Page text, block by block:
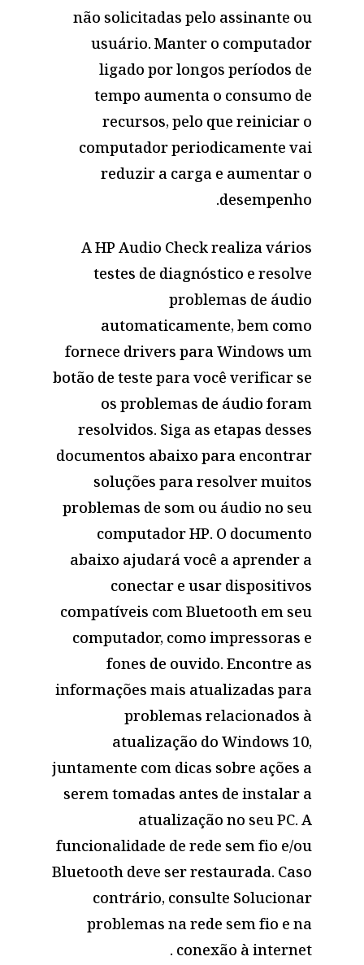
não solicitadas pelo assinante ou
usuário. Manter o computador
ligado por longos períodos de
tempo aumenta o consumo de
recursos, pelo que reiniciar o
computador periodicamente vai
reduzir a carga e aumentar o
desempenho.
A HP Audio Check realiza vários
testes de diagnóstico e resolve
problemas de áudio
automaticamente, bem como
fornece drivers para Windowsum
botão de teste para você verificar se
os problemas de áudio foram
resolvidos. Siga as etapas desses
documentos abaixo para encontrar
soluções para resolver muitos
problemas de som ou áudio no seu
computador HP. O documento
abaixo ajudará você a aprender a
conectar e usar dispositivos
compatíveis com Bluetooth em seu
computador, como impressoras e
fones de ouvido. Encontre as
informações mais atualizadas para
problemas relacionados à
atualização do Windows 10,
juntamente com dicas sobre ações a
serem tomadas antes de instalar a
atualização no seu PC. A
funcionalidade de rede sem fio e/ou
Bluetooth deve ser restaurada. Caso
contrário, consulte Solucionar
problemas na rede sem fio e na
conexão à internet .